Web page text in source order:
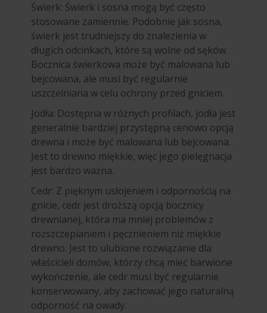
Świerk: Świerk i sosna mogą być często
stosowane zamiennie. Podobnie jak sosna,
świerk jest trudniejszy do znalezienia w
długich odcinkach, które są wolne od sęków.
Bocznica świerkowa może być malowana lub
bejcowana, ale musi być regularnie
uszczelniana w celu ochrony przed gniciem.
Jodła: Dostępna w różnych profilach, jodła jest
generalnie bardziej przystępną cenowo opcją
drewna i może być malowana lub bejcowana.
Jest to drewno miękkie, więc jego pielęgnacja
jest bardzo ważna.
Cedr: Z pięknym usłojeniem i odpornością na
gnicie, cedr jest droższą opcją bocznicy
drewnianej, która ma mniej problemów z
rozszczepianiem i pęcznieniem niż miękkie
drewno. Jest to ulubione rozwiązanie dla
właścicieli domów, którzy chcą mieć barwione
wykończenie, ale cedr musi być regularnie
konserwowany, aby zachować jego naturalną
odporność na owady.